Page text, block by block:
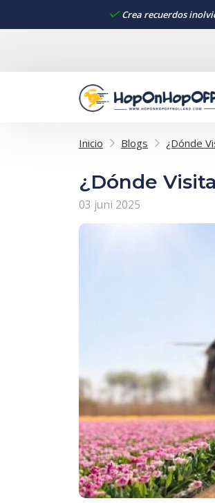
Crea recuerdos
Inicio Blogs ¿Dónde
¿Dónde
03 juni 2025